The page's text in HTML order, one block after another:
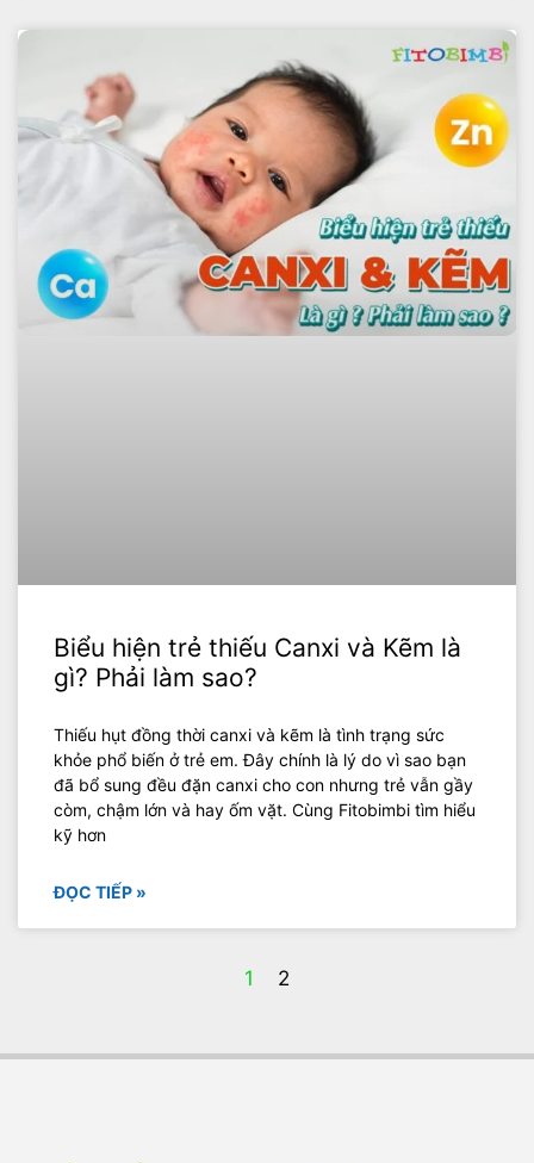
Biểu hiện trẻ thiếu Canxi và Kẽm là
gì? Phải làm sao?
Thiếu hụt đồng thời canxi và kẽm là tình trạng sức
khỏe phổ biến ở trẻ em. Đây chính là lý do vì sao bạn
đã bổ sung đều đặn canxi cho con nhưng trẻ vẫn gầy
còm, chậm lớn và hay ốm vặt. Cùng Fitobimbi tìm hiểu
kỹ hơn
ĐỌC TIẾP »
1 2